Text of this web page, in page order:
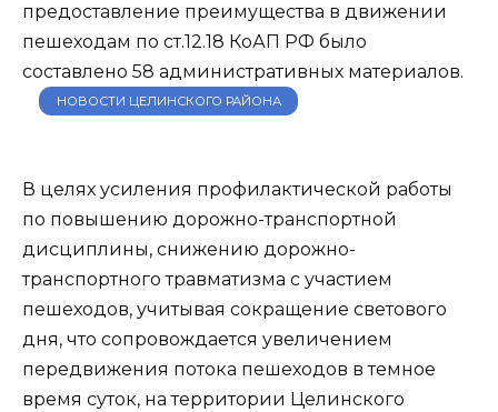
предоставление преимущества в движении
пешеходам по ст.12.18 КоАП РФ было
составлено 58 административных материалов.
НОВОСТИ ЦЕЛИНСКОГО РАЙОНА
В целях усиления профилактической работы
по повышению дорожно-транспортной
дисциплины, снижению дорожно-
транспортного травматизма с участием
пешеходов, учитывая сокращение светового
дня, что сопровождается увеличением
передвижения потока пешеходов в темное
время суток, на территории Целинского